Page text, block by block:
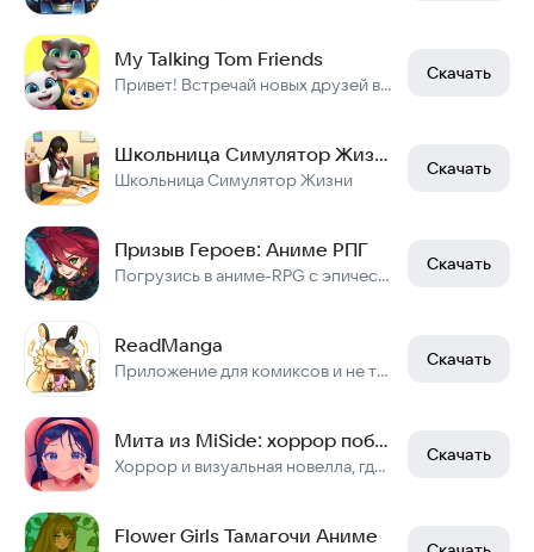
My Talking Tom Friends
Привет! Встречай новых друзей в игре «Мой Говорящий Том: Друзья!»
Скачать
Школьница Симулятор Жизни
Школьница Симулятор Жизни
Скачать
Призыв Героев: Аниме РПГ
Погрузись в аниме-RPG с эпическими боями и коллекцией героев!
Скачать
ReadManga
Приложение для комиксов и не только
Скачать
Мита из MiSide: хоррор побег от аниме девушки
Хоррор и визуальная новелла, где вас ждут романтика и побег от яндере девушки.
Скачать
Flower Girls Тамагочи Аниме